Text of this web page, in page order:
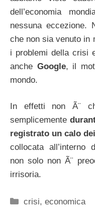
dell’economia
nessuna eccezione.
che non sia venuto in
i problemi della crisi
anche Google, il
mondo.
In effetti non Ã¨
semplicemente
registrato un calo
collocata all’interno
non solo non Ã¨
irrisoria.
Categorie
crisi,economica